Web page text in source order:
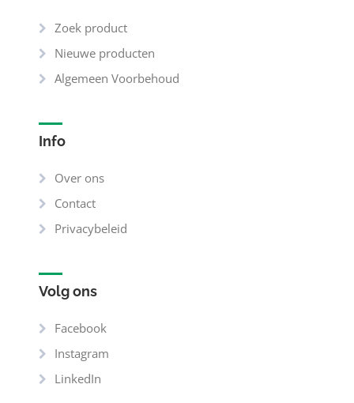
Zoek product
Nieuwe producten
Algemeen Voorbehoud
Info
Over ons
Contact
Privacybeleid
Volg ons
Facebook
Instagram
LinkedIn